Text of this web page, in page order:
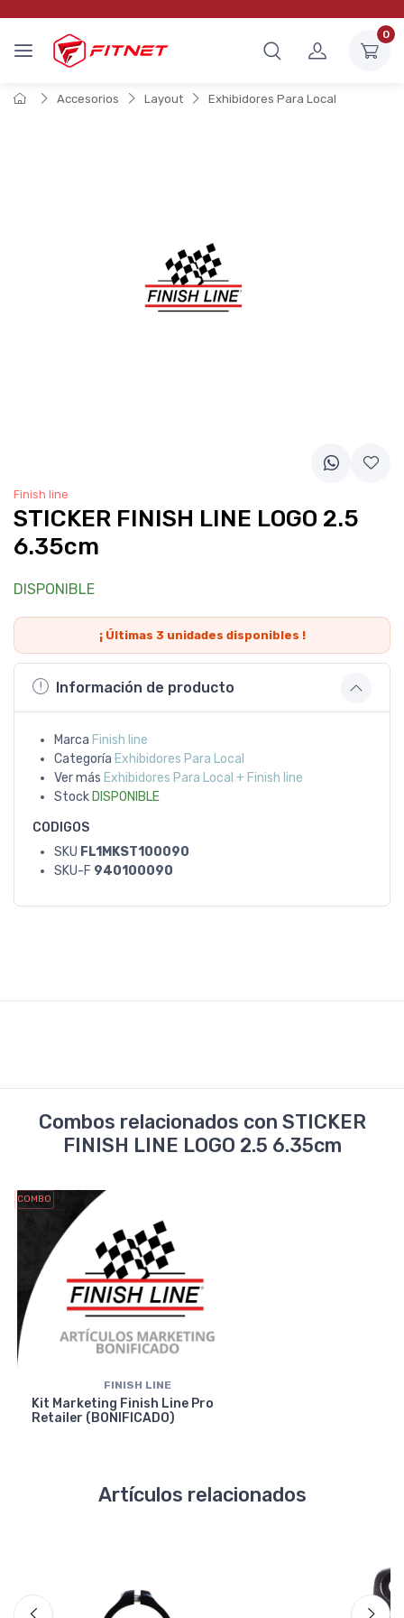
0
Accesorios Layout Exhibidores Para Local
Finish line
STICKER FINISH LINE LOGO 2.5
6.35cm
DISPONIBLE
¡ Últimas 3 unidades disponibles !
Información de producto
Marca Finish line
Categoría Exhibidores Para Local
Ver más Exhibidores Para Local + Finish line
Stock DISPONIBLE
CODIGOS
SKU FL1MKST100090
SKU-F 940100090
Combos relacionados con STICKER
FINISH LINE LOGO 2.5 6.35cm
COMBO
FINISH LINE
Kit Marketing Finish Line Pro
Retailer (BONIFICADO)
Artículos relacionados